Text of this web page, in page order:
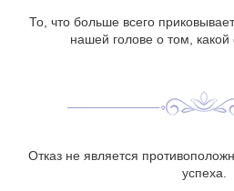
То, что больше всего
нашей голове о том,
Отказ не является
успеха.